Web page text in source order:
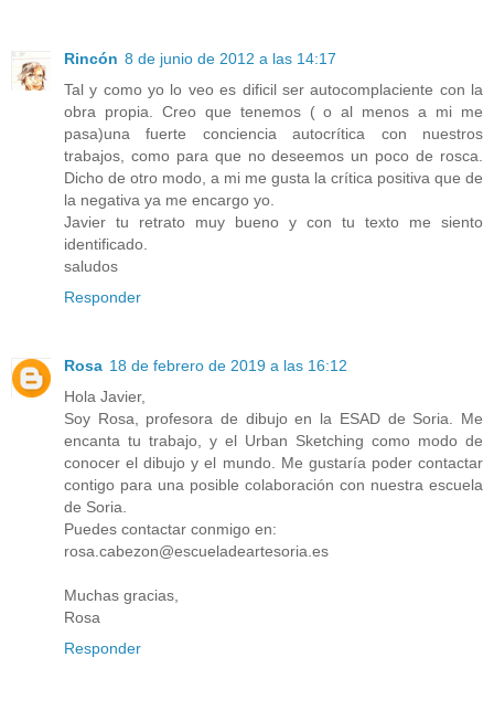
Rincón 8 de junio de 2012 a las 14:17
Tal y como yo lo veo es dificil ser autocomplaciente con la
obra propia. Creo que tenemos ( o al menos a mi me
pasa)una fuerte conciencia autocrítica con nuestros
trabajos, como para que no deseemos un poco de rosca.
Dicho de otro modo, a mi me gusta la crítica positiva que de
la negativa ya me encargo yo.
Javier tu retrato muy bueno y con tu texto me siento
identificado.
saludos
Responder
Rosa 18 de febrero de 2019 a las 16:12
Hola Javier,
Soy Rosa, profesora de dibujo en la ESAD de Soria. Me
encanta tu trabajo, y el Urban Sketching como modo de
conocer el dibujo y el mundo. Me gustaría poder contactar
contigo para una posible colaboración con nuestra escuela
de Soria.
Puedes contactar conmigo en:
rosa.cabezon@escueladeartesoria.es
Muchas gracias,
Rosa
Responder